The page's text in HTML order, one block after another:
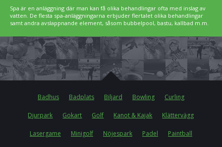
Spa är en anläggning där man kan få olika behandlingar ofta med inslag av
vatten. De flesta spa-anläggningarna erbjuder flertalet olika behandlingar
samt andra avslappnande element, såsom bubbelpool, bastu, kallbad m.m.
Badhus Badplats Biljard Bowling Curling
Djurpark Gokart Golf Kanot & Kajak Klättervägg
Lasergame Minigolf Nöjespark Padel Paintball